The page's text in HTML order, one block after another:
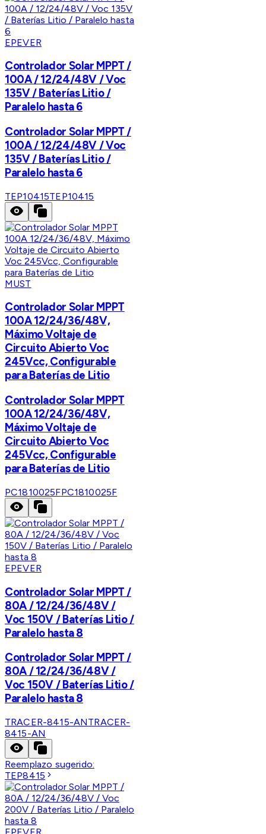
EPEVER
Controlador Solar MPPT /
100A / 12/24/48V / Voc
135V / Baterías Litio /
Paralelo hasta 6
Controlador Solar MPPT /
100A / 12/24/48V / Voc
135V / Baterías Litio /
Paralelo hasta 6
TEP10415TEP10415
MUST
Controlador Solar MPPT
100A 12/24/36/48V,
Máximo Voltaje de
Circuito Abierto Voc
245Vcc, Configurable
para Baterías de Litio
Controlador Solar MPPT
100A 12/24/36/48V,
Máximo Voltaje de
Circuito Abierto Voc
245Vcc, Configurable
para Baterías de Litio
PC1810025FPC1810025F
EPEVER
Controlador Solar MPPT /
80A / 12/24/36/48V /
Voc 150V / Baterías Litio /
Paralelo hasta 8
Controlador Solar MPPT /
80A / 12/24/36/48V /
Voc 150V / Baterías Litio /
Paralelo hasta 8
TRACER-8415-ANTRACER-
8415-AN
Reemplazo sugerido:
TEP8415